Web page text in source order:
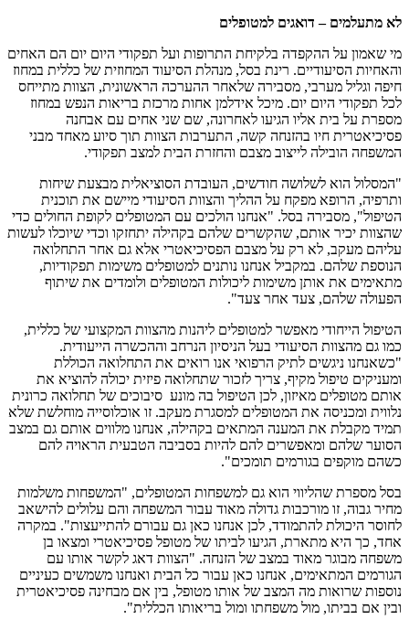
לא מתעלמים – דואגים למטופלים
מי שאמון על ההקפדה בלקיחת התרופות ועל תפקודי היום יום הם האחים
והאחיות הסיעודיים. רינת בסל, מנהלת הסיעוד המחוזית של כללית במחוז
חיפה וגליל מערבי, מסבירה שלאחר ההערכה הראשונית, הצוות מתייחס
לכל תפקודי היום יום. מיכל אידלמן אחות מרכזת בריאות הנפש במחוז
מספרת על בית אליו הגיעו לאחרונה, שם שני אחים עם אבחנה
פסיכיאטרית חיו בהזנחה קשה, התערבות הצוות תוך סיוע מאחד מבני
המשפחה הובילה לייצוב מצבם והחזרת הבית למצב תפקודי.
"המסלול הוא לשלושה חודשים, העובדת הסוציאלית מבצעת שיחות
ותרפיה, הרופא מפקח על ההליך והצוות הסיעודי מיישם את תוכנית
הטיפול", מסבירה בסל. "אנחנו הולכים עם המטופלים לקופת החולים כדי
שהצוות יכיר אותם, שהקשרים שלהם בקהילה יתחזקו וכדי שיוכלו לעשות
עליהם מעקב, לא רק על מצבם הפסיכיאטרי אלא גם אחר התחלואה
הנוספת שלהם. במקביל אנחנו נותנים למטופלים משימות תפקודיות,
מתאימים את אותן משימות ליכולות המטופלים ולומדים את שיתוף
הפעולה שלהם, צעד אחר צעד".
הטיפול הייחודי מאפשר למטופלים ליהנות מהצוות המקצועי של כללית,
כמו גם מהצוות הסיעודי בעל הניסיון הנרחב וההכשרה הייעודית.
"כשאנחנו ניגשים לתיק הרפואי אנו רואים את התחלואה הכוללת
ומעניקים טיפול מקיף, צריך לזכור שתחלואה פיזית יכולה להוציא את
אותם מטופלים מאיזון, לכן הטיפול בה מונע סיבוכים של תחלואה כרונית
נלווית ומכניסה את המטופלים למסגרת מעקב. זו אוכלוסייה מוחלשת שלא
תמיד מקבלת את המענה המתאים בקהילה, אנחנו מלווים אותם גם במצב
הסוער שלהם ומאפשרים להם להיות בסביבה הטבעית הראויה להם
כשהם מוקפים בגורמים תומכים".
בסל מספרת שהליווי הוא גם למשפחות המטופלים, "המשפחות משלמות
מחיר גבוה, זו מורכבות גדולה מאוד עבור המשפחה והם עלולים להישאב
לחוסר היכולת להתמודד, לכן אנחנו כאן גם עבורם להתייעצות". במקרה
אחד, כך היא מתארת, הגיעו לביתו של מטופל פסיכיאטרי ומצאו בן
משפחה מבוגר מאוד במצב של הזנחה. "הצוות דאג לקשר אותו עם
הגורמים המתאימים, אנחנו כאן עבור כל הבית ואנחנו משמשים כעיניים
נוספות שרואות מה המצב של אותו מטופל, בין אם מבחינה פסיכיאטרית
ובין אם בביתו, מול משפחתו ומול בריאותו הכללית".